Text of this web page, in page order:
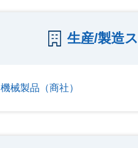
生産/製造
機械製品（商社）